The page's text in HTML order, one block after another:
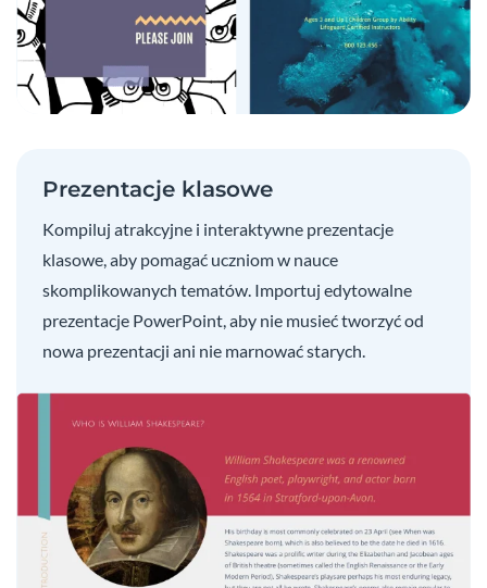
Prezentacje klasowe
Kompiluj atrakcyjne i interaktywne prezentacje
klasowe, aby pomagać uczniom w nauce
skomplikowanych tematów. Importuj edytowalne
prezentacje PowerPoint, aby nie musieć tworzyć od
nowa prezentacji ani nie marnować starych.